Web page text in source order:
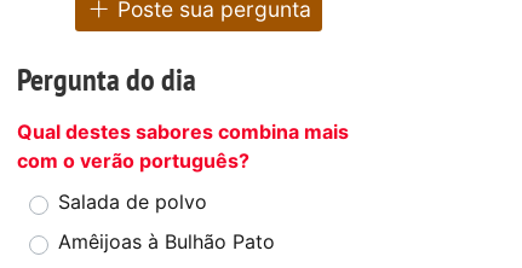
Poste sua pergunta
Pergunta do dia
Qual destes sabores combina mais
com o verão português?
Salada de polvo
Amêijoas à Bulhão Pato